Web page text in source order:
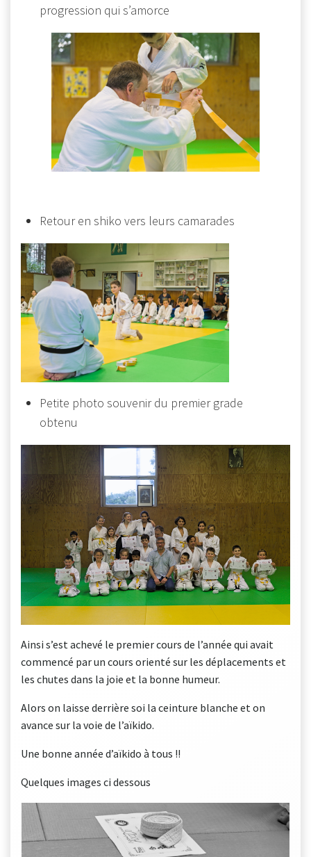
progression qui s’amorce
Retour en shiko vers leurs camarades
Petite photo souvenir du premier grade
obtenu
Ainsi s’est achevé le premier cours de l’année qui avait
commencé par un cours orienté sur les déplacements et
les chutes dans la joie et la bonne humeur.
Alors on laisse derrière soi la ceinture blanche et on
avance sur la voie de l’aïkido.
Une bonne année d’aïkido à tous !!
Quelques images ci dessous